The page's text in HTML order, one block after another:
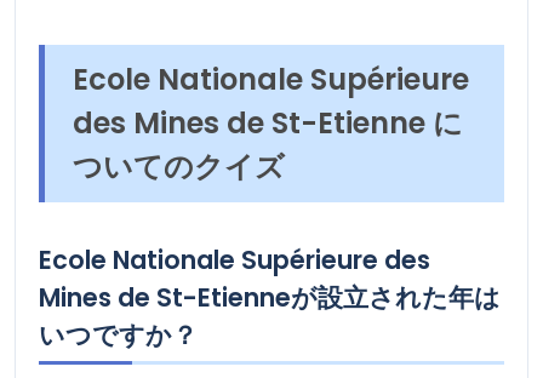
Ecole Nationale Supérieure
des Mines de St-Etienne に
ついてのクイズ
Ecole Nationale Supérieure des
Mines de St-Etienneが設立された年は
いつですか？